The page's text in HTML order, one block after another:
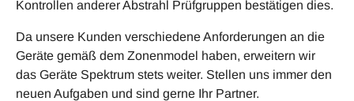
Kontrollen anderer Abstrahl Prüfgruppen bestätigen dies.
Da unsere Kunden verschiedene Anforderungen an die
Geräte gemäß dem Zonenmodel haben, erweitern wir
das Geräte Spektrum stets weiter. Stellen uns immer den
neuen Aufgaben und sind gerne Ihr Partner.